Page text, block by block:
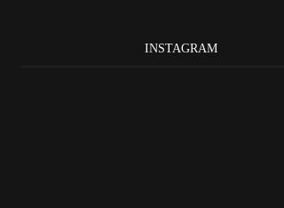
INSTAGRAM